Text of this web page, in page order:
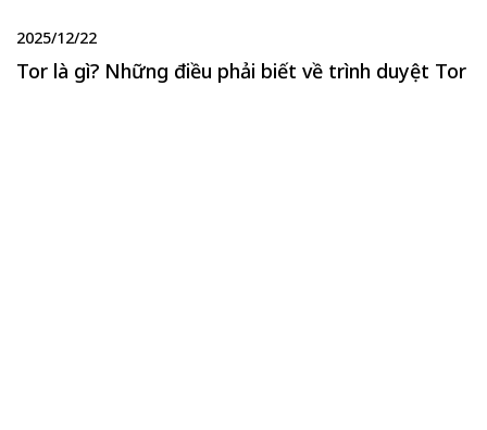
2025/12/22
Tor là gì? Những điều phải biết về trình duyệt Tor